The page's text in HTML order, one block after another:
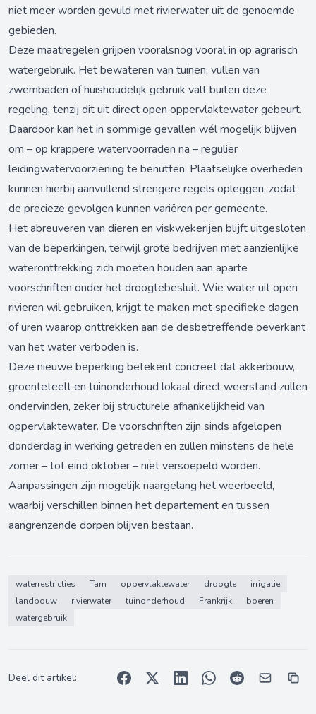
niet meer worden gevuld met rivierwater uit de genoemde
gebieden.
Deze maatregelen grijpen vooralsnog vooral in op agrarisch
watergebruik. Het bewateren van tuinen, vullen van
zwembaden of huishoudelijk gebruik valt buiten deze
regeling, tenzij dit uit direct open oppervlaktewater gebeurt.
Daardoor kan het in sommige gevallen wél mogelijk blijven
om – op krappere watervoorraden na – regulier
leidingwatervoorziening te benutten. Plaatselijke overheden
kunnen hierbij aanvullend strengere regels opleggen, zodat
de precieze gevolgen kunnen variëren per gemeente.
Het abreuveren van dieren en viskwekerijen blijft uitgesloten
van de beperkingen, terwijl grote bedrijven met aanzienlijke
wateronttrekking zich moeten houden aan aparte
voorschriften onder het droogtebesluit. Wie water uit open
rivieren wil gebruiken, krijgt te maken met specifieke dagen
of uren waarop onttrekken aan de desbetreffende oeverkant
van het water verboden is.
Deze nieuwe beperking betekent concreet dat akkerbouw,
groenteteelt en tuinonderhoud lokaal direct weerstand zullen
ondervinden, zeker bij structurele afhankelijkheid van
oppervlaktewater. De voorschriften zijn sinds afgelopen
donderdag in werking getreden en zullen minstens de hele
zomer – tot eind oktober – niet versoepeld worden.
Aanpassingen zijn mogelijk naargelang het weerbeeld,
waarbij verschillen binnen het departement en tussen
aangrenzende dorpen blijven bestaan.
waterrestricties Tarn oppervlaktewater droogte
irrigatie
landbouw
rivierwater tuinonderhoud Frankrijk
boeren
watergebruik
Deel dit artikel: